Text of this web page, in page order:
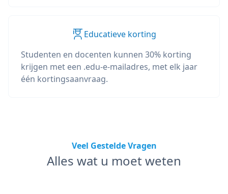
Educatieve korting
Studenten en docenten kunnen 30% korting
krijgen met een .edu-e-mailadres, met elk jaar
één kortingsaanvraag.
Veel Gestelde Vragen
Alles wat u moet weten